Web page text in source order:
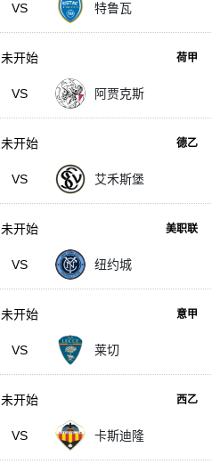
VS 特鲁瓦
荷甲
VS 阿贾克斯
未开始
德乙
VS 艾禾斯堡
未开始
美职联
VS 纽约城
未开始
意甲
VS 莱切
未开始
西乙
VS 卡斯迪隆
未开始